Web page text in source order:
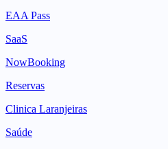
EAA Pass
SaaS
NowBooking
Reservas
Clinica Laranjeiras
Saúde